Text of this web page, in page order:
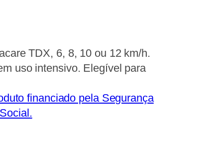
TDX, 6, 8, 10 ou 12 km/h.
uso intensivo. Elegível para
financiado pela Segurança
Social.